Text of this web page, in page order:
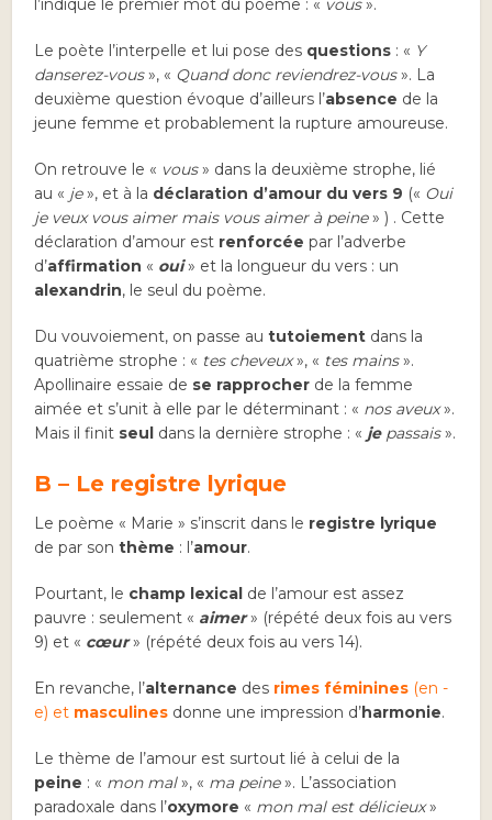
l’indique le premier mot du poème : « vous».
Le poète l’interpelle et lui pose des questions : « Y
danserez-vous», « Quand donc reviendrez-vous». La
deuxième question évoque d’ailleurs l’absence de la
jeune femme et probablement la rupture amoureuse.
On retrouve le « vous» dans la deuxième strophe, lié
au « je», et à la déclaration d’amour du vers 9 (« Oui
je veux vous aimer mais vous aimer à peine» ) . Cette
déclaration d’amour est renforcée par l’adverbe
d’affirmation « oui » et la longueur du vers : un
alexandrin, le seul du poème.
Du vouvoiement, on passe aututoiement dans la
quatrième strophe : « tes cheveux», « tes mains».
Apollinaire essaie de se rapprocher de la femme
aimée et s’unit à elle par le déterminant : « nos aveux».
Mais il finit seul dans la dernière strophe : « je passais».
B – Le registre lyrique
Le poème « Marie » s’inscrit dans le registre lyrique
de par sonthème : l’amour.
Pourtant, le champ lexical de l’amour est assez
pauvre : seulement « aimer» (répété deux fois au vers
9) et « cœur» (répété deux fois au vers 14).
En revanche, l’alternance des rimes féminines (en -
e) et masculines donne une impression d’harmonie.
Le thème de l’amour est surtout lié à celui de la
peine : « mon mal», « ma peine». L’association
paradoxale dans l’oxymore « mon mal est délicieux»